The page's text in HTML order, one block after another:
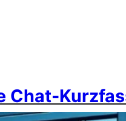
Chat-